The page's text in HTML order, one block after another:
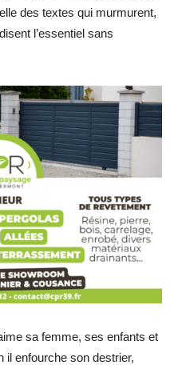
des textes qui murmurent,
l’essentiel sans
sa femme, ses enfants et
il enfourche son destrier,